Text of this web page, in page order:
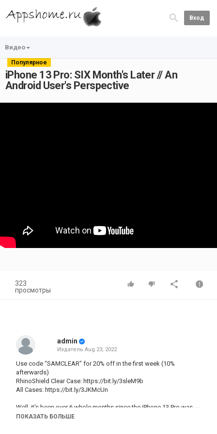
Вход
Видео
Популярное
iPhone 13 Pro: SIX Month's Later // An
Android User's Perspective
323
просмотры
admin
Издатель Aug 23, 2022
Use code “SAMCLEAR” for 20% off in the first week (10%
afterwards)
RhinoShield Clear Case: https://bit.ly/3sleM9b
All Cases: https://bit.ly/3JKMcUn
Well, it's been over 6 whole months since the iPhone 13 Pro was
released, and just for fun, I decided to switch my sim card over to
ПОКАЗАТЬ БОЛЬШЕ